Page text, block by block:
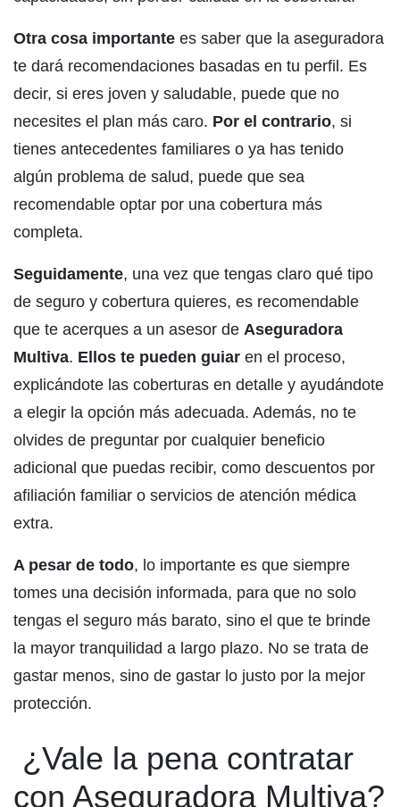
Otra cosa importante es saber que la aseguradora
te dará recomendaciones basadas en tu perfil. Es
decir, si eres joven y saludable, puede que no
necesites el plan más caro. Por el contrario, si
tienes antecedentes familiares o ya has tenido
algún problema de salud, puede que sea
recomendable optar por una cobertura más
completa.
Seguidamente, una vez que tengas claro qué tipo
de seguro y cobertura quieres, es recomendable
que te acerques a un asesor de Aseguradora
Multiva. Ellos te pueden guiar en el proceso,
explicándote las coberturas en detalle y ayudándote
a elegir la opción más adecuada. Además, no te
olvides de preguntar por cualquier beneficio
adicional que puedas recibir, como descuentos por
afiliación familiar o servicios de atención médica
extra.
A pesar de todo, lo importante es que siempre
tomes una decisión informada, para que no solo
tengas el seguro más barato, sino el que te brinde
la mayor tranquilidad a largo plazo. No se trata de
gastar menos, sino de gastar lo justo por la mejor
protección.
¿Vale la pena contratar
con Aseguradora Multiva?